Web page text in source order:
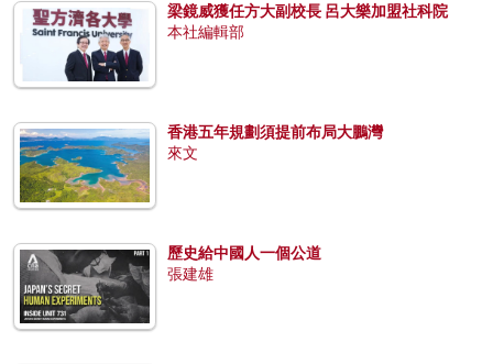
梁鏡威獲任方大副校長 呂大樂加盟社科院
本社編輯部
香港五年規劃須提前布局大鵬灣
來文
歷史給中國人一個公道
張建雄